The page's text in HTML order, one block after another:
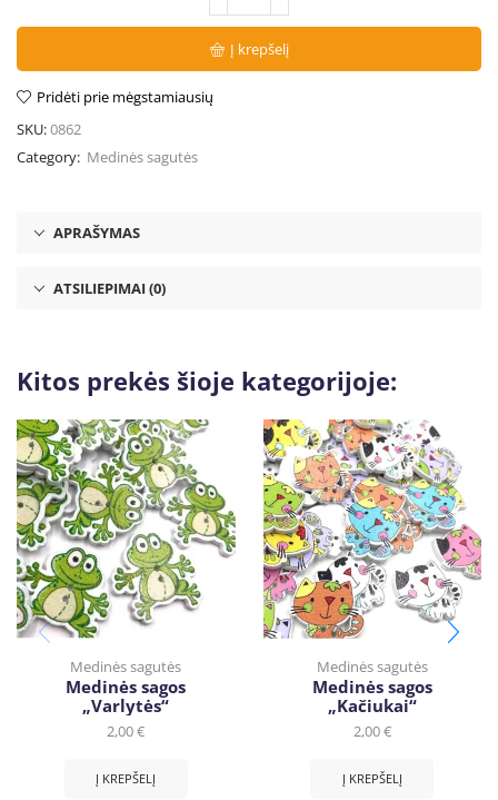
Į krepšelį
Pridėti prie mėgstamiausių
SKU:0862
Category: Medinės sagutės
APRAŠYMAS
ATSILIEPIMAI (0)
Kitos prekės šioje kategorijoje:
Medinės sagutės
Medinės sagos
„Varlytės“
2,00€
Į KREPŠELĮ
Medinės sagutės
Medinės sagos
„Kačiukai“
2,00€
Į KREPŠELĮ